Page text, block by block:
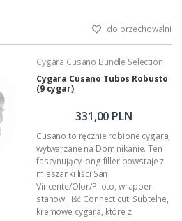
Format: Lonsdale
Wymiary: 158,8mm x 17,1mm
Podana wartość: to cena za jedno
cygaro.
do przechowalni
Cygara Cusano Bundle Selection
Cygara Cusano Tubos Robusto
(9 cygar)
331,00 PLN
Cusano to ręcznie robione cygara,
wytwarzane na Dominikanie. Ten
fascynujący long filler powstaje z
mieszanki liści San
Vincente/Olor/Piloto, wrapper
stanowi liść Connecticut. Subtelne,
kremowe cygara, które z